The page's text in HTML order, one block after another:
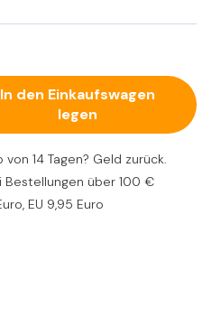
In den Einkaufswagen
legen
14 Tagen? Geld zurück.
Bestellungen über 100 €
EU 9,95 Euro